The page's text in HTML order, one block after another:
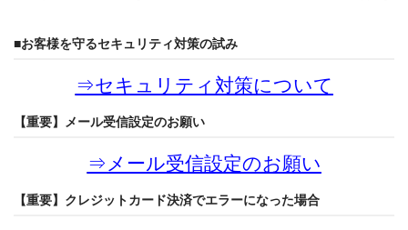
■お客様を守るセキュリティ対策の試み
⇒セキュリティ対策について
【重要】メール受信設定のお願い
⇒メール受信設定のお願い
【重要】クレジットカード決済でエラーになった場合